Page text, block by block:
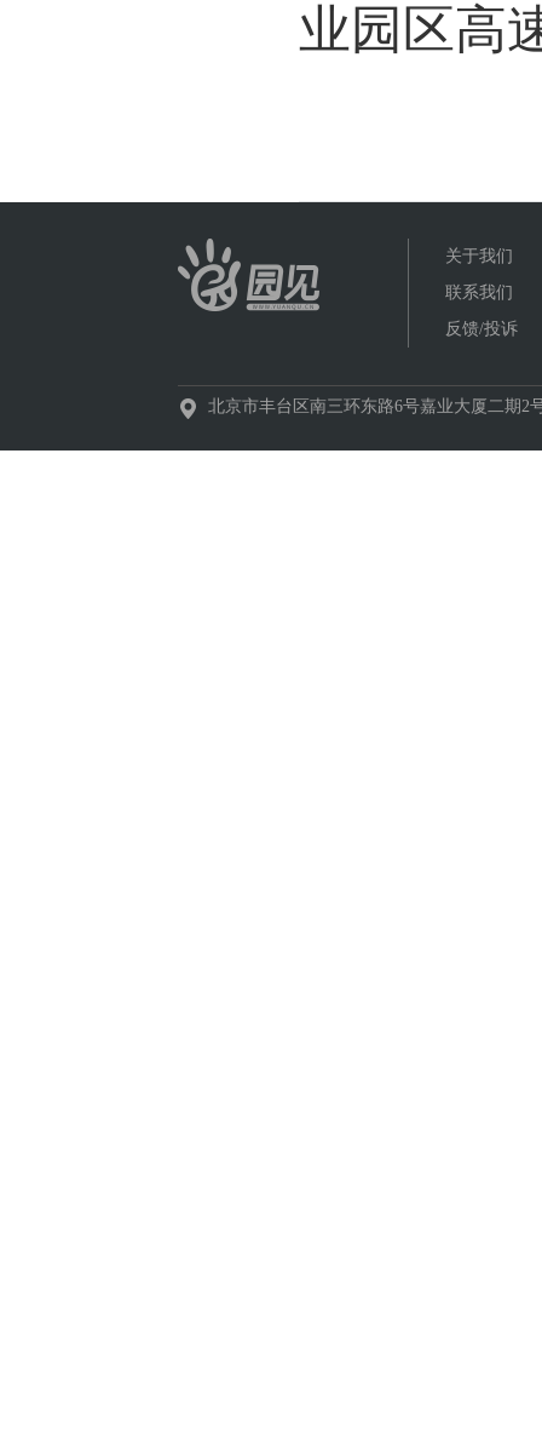
业园区高
关于我们
联系我们
反馈/投诉
北京市丰台区南三环东路6号嘉业大厦二期2